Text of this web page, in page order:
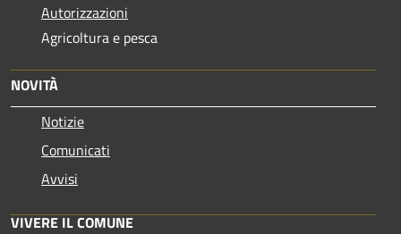
Autorizzazioni
Agricoltura e pesca
NOVITÀ
Notizie
Comunicati
Avvisi
VIVERE IL COMUNE